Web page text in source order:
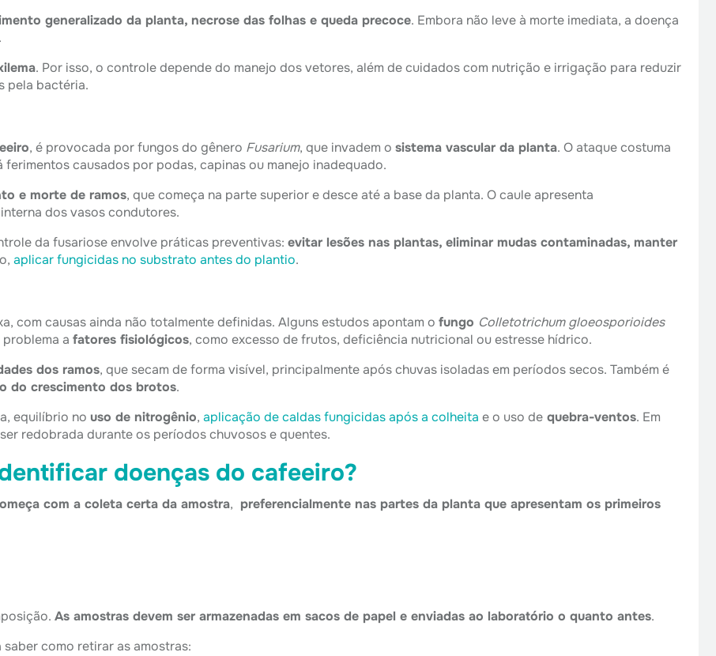
generalizado da planta, necrose das folhas e queda precoce. Embora não leve à morte imediata, a doença
. Por isso, o controle depende do manejo dos vetores, além de cuidados com nutrição e irrigação para reduzir
pela bactéria.
, é provocada por fungos do gênero Fusarium, que invadem o sistema vascular da planta. O ataque costuma
ferimentos causados por podas, capinas ou manejo inadequado.
e morte de ramos, que começa na parte superior e desce até a base da planta. O caule apresenta
dos vasos condutores.
da fusariose envolve práticas preventivas: evitar lesões nas plantas, eliminar mudas contaminadas, manter
aplicar fungicidas no substrato antes do plantio.
com causas ainda não totalmente definidas. Alguns estudos apontam o fungo Colletotrichum gloeosporioides
a fatores fisiológicos, como excesso de frutos, deficiência nutricional ou estresse hídrico.
dos ramos, que secam de forma visível, principalmente após chuvas isoladas em períodos secos. Também é
do crescimento dos brotos.
equilíbrio no uso de nitrogênio, aplicação de caldas fungicidas após a colheita e o uso de quebra-ventos. Em
redobrada durante os períodos chuvosos e quentes.
doenças do cafeeiro?
com a coleta certa da amostra, preferencialmente nas partes da planta que apresentam os primeiros
As amostras devem ser armazenadas em sacos de papel e enviadas ao laboratório o quanto antes.
como retirar as amostras: